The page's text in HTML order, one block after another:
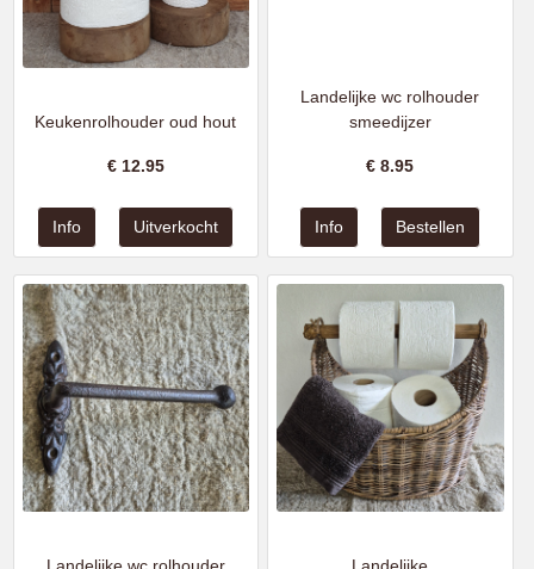
Keukenrolhouder oud hout
€ 12.95
Landelijke wc rolhouder
smeedijzer
€8.95
Landelijke wc rolhouder
Landelijke